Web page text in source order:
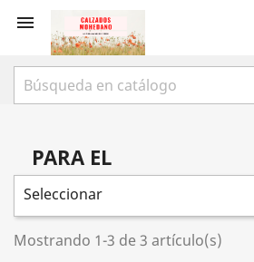

PARA EL
Seleccionar
Mostrando 1-3 de 3 artículo(s)